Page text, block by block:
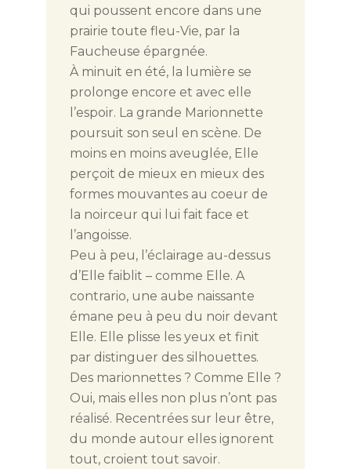
qui poussent encore dans une
prairie toute fleu-Vie, par la
Faucheuse épargnée.
À minuit en été, la lumière se
prolonge encore et avec elle
l’espoir. La grande Marionnette
poursuit son seul en scène. De
moins en moins aveuglée, Elle
perçoit de mieux en mieux des
formes mouvantes au coeur de
la noirceur qui lui fait face et
l’angoisse.
Peu à peu, l’éclairage au-dessus
d’Elle faiblit – comme Elle. A
contrario, une aube naissante
émane peu à peu du noir devant
Elle. Elle plisse les yeux et finit
par distinguer des silhouettes.
Des marionnettes ? Comme Elle ?
Oui, mais elles non plus n’ont pas
réalisé. Recentrées sur leur être,
du monde autour elles ignorent
tout, croient tout savoir.